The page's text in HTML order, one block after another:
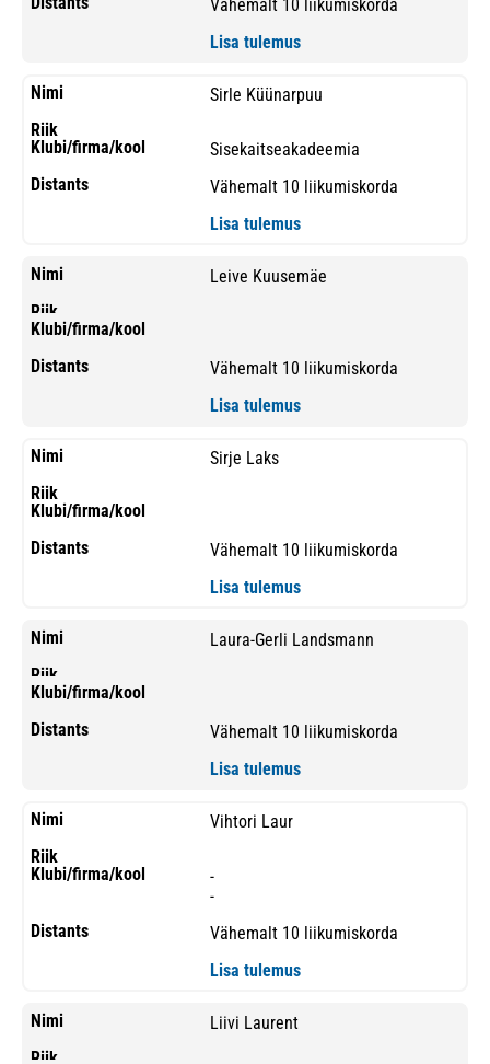
Vähemalt 10 liikumiskorda
Lisa tulemus
Sirle Küünarpuu
Sisekaitseakadeemia
Vähemalt 10 liikumiskorda
Lisa tulemus
Leive Kuusemäe
Vähemalt 10 liikumiskorda
Lisa tulemus
Sirje Laks
Vähemalt 10 liikumiskorda
Lisa tulemus
Laura-Gerli Landsmann
Vähemalt 10 liikumiskorda
Lisa tulemus
Vihtori Laur
-
-
Vähemalt 10 liikumiskorda
Lisa tulemus
Liivi Laurent